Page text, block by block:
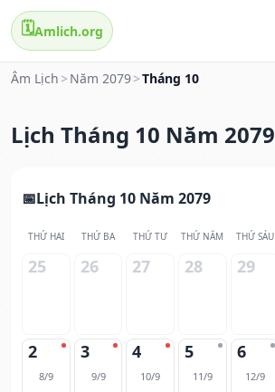
🗓️Amlich.org
Âm Lịch > Năm 2079>Tháng 10
Lịch Tháng 10 Năm 2079
Lịch Tháng 10 Năm 2079
THỨ HAI THỨ BA THỨ TƯ THỨ NĂM THỨ SÁU
25 26 27 28 29
2
8/9
3
9/9
4
10/9
5
11/9
6
12/9